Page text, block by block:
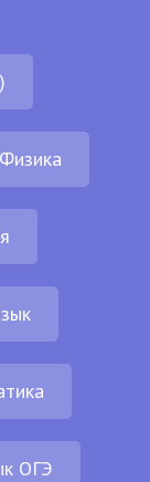
Физика
ОГЭ